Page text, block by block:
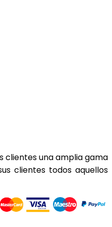
clientes una amplia gama
clientes todos aquellos